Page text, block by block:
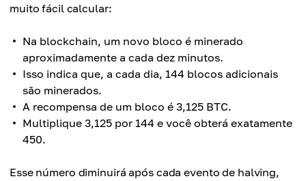
muito fácil calcular:
Na blockchain, um novo bloco é minerado
aproximadamente a cada dez minutos.
Isso indica que, a cada dia, 144 blocos adicionais
são minerados.
A recompensa de um bloco é 3,125 BTC.
Multiplique 3,125 por 144 e você obterá exatamente
450.
Esse número diminuirá após cada evento de halving,